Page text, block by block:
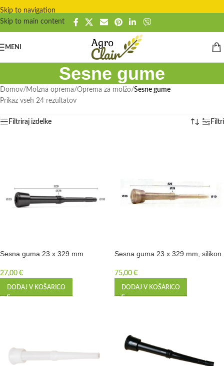
Skip to navigation
Skip to main content
MENI
Sesne gume
Domov/ Molzna oprema/Oprema za molžo/Sesne gume
Prikaz vseh 24 rezultatov
Filtriraj izdelke Filtri
Sesna guma 23 x 329 mm
27,00 €
DODAJ V KOŠARICO
Sesna guma 23 x 329 mm, silikon
75,00 €
DODAJ V KOŠARICO